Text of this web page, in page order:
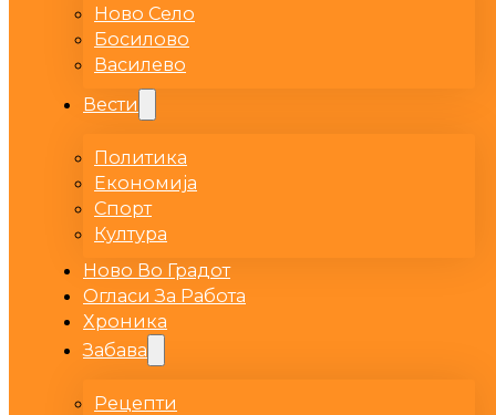
Ново Село
Босилово
Василево
Вести
Политика
Економија
Спорт
Култура
Ново Во Градот
Огласи За Работа
Хроника
Забава
Рецепти